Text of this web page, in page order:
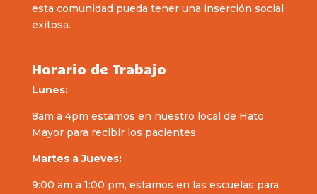
esta comunidad pueda tener una inserción social
exitosa.
Horario de Trabajo
Lunes:
8am a 4pm estamos en nuestro local de Hato
Mayor para recibir los pacientes
Martes a Jueves:
9:00 am a 1:00 pm, estamos en las escuelas para